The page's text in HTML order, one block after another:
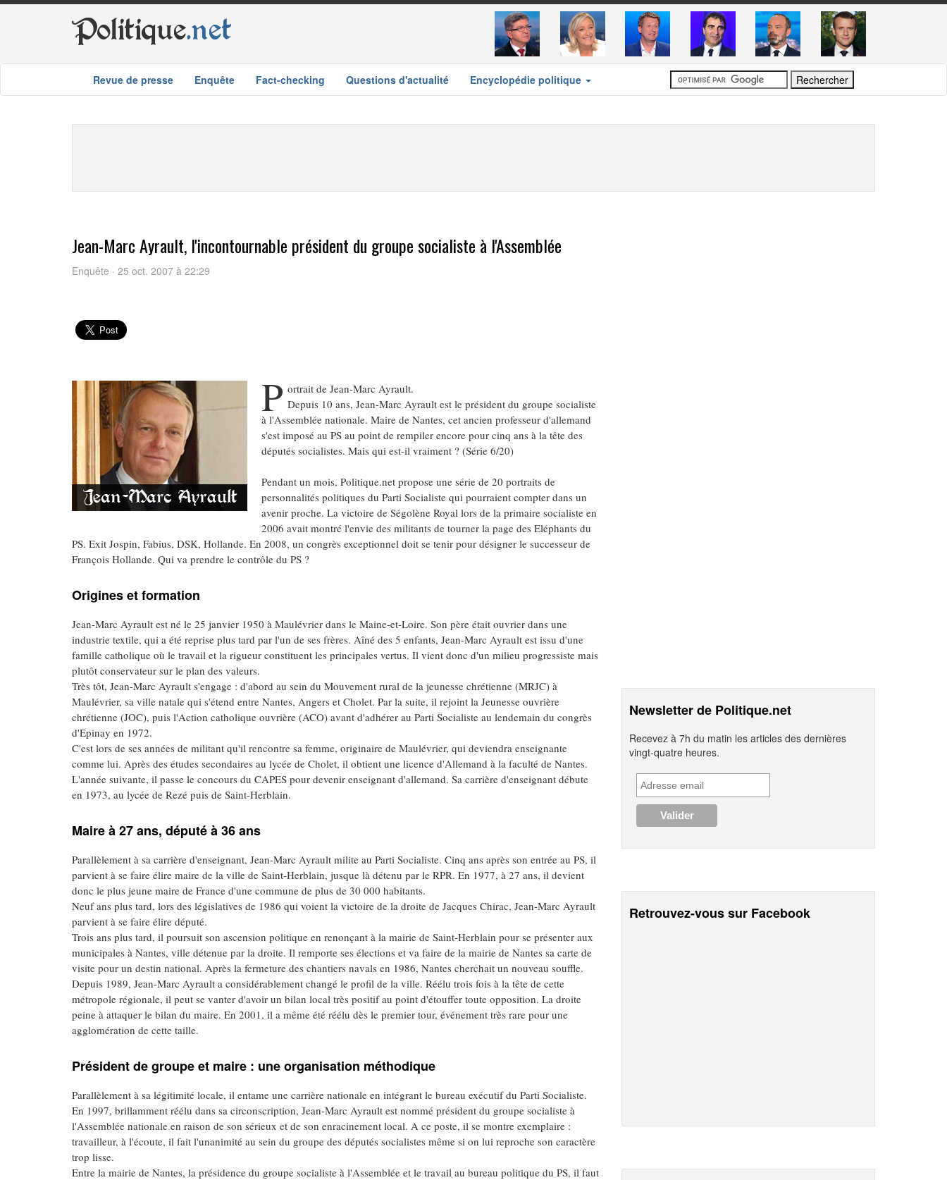
Politique.net
Revue de presse Enquête Fact-checking Questions d'actualité Encyclopédie politique
Jean-Marc Ayrault, l'incontournable président du groupe socialiste à l'Assemblée
Enquête · 25 oct. 2007 à 22:29
P ortrait de Jean-Marc Ayrault.
Depuis 10 ans, Jean-Marc Ayrault est le président du groupe socialiste
à l'Assemblée nationale. Maire de Nantes, cet ancien professeur d'allemand
s'est imposé au PS au point de rempiler encore pour cinq ans à la tête des
députés socialistes. Mais qui est-il vraiment ? (Série 6/20)
Pendant un mois, Politique.net propose une série de 20 portraits de
personnalités politiques du Parti Socialiste qui pourraient compter dans un
avenir proche. La victoire de Ségolène Royal lors de la primaire socialiste en
2006 avait montré l'envie des militants de tourner la page des Eléphants du
PS. Exit Jospin, Fabius, DSK, Hollande. En 2008, un congrès exceptionnel doit se tenir pour désigner le successeur de
François Hollande. Qui va prendre le contrôle du PS ?
Origines et formation
Jean-Marc Ayrault est né le 25 janvier 1950 à Maulévrier dans le Maine-et-Loire. Son père était ouvrier dans une
industrie textile, qui a été reprise plus tard par l'un de ses frères. Aîné des 5 enfants, Jean-Marc Ayrault est issu d'une
famille catholique où le travail et la rigueur constituent les principales vertus. Il vient donc d'un milieu progressiste mais
plutôt conservateur sur le plan des valeurs.
Très tôt, Jean-Marc Ayrault s'engage : d'abord au sein du Mouvement rural de la jeunesse chrétienne (MRJC) à
Maulévrier, sa ville natale qui s'étend entre Nantes, Angers et Cholet. Par la suite, il rejoint la Jeunesse ouvrière
chrétienne (JOC), puis l'Action catholique ouvrière (ACO) avant d'adhérer au Parti Socialiste au lendemain du congrès
d'Epinay en 1972.
C'est lors de ses années de militant qu'il rencontre sa femme, originaire de Maulévrier, qui deviendra enseignante
comme lui. Après des études secondaires au lycée de Cholet, il obtient une licence d'Allemand à la faculté de Nantes.
L'année suivante, il passe le concours du CAPES pour devenir enseignant d'allemand. Sa carrière d'enseignant débute
en 1973, au lycée de Rezé puis de Saint-Herblain.
Maire à 27 ans, député à 36 ans
Parallèlement à sa carrière d'enseignant, Jean-Marc Ayrault milite au Parti Socialiste. Cinq ans après son entrée au PS, il
parvient à se faire élire maire de la ville de Saint-Herblain, jusque là détenu par le RPR. En 1977, à 27 ans, il devient
donc le plus jeune maire de France d'une commune de plus de 30 000 habitants.
Neuf ans plus tard, lors des législatives de 1986 qui voient la victoire de la droite de Jacques Chirac, Jean-Marc Ayrault
parvient à se faire élire député.
Trois ans plus tard, il poursuit son ascension politique en renonçant à la mairie de Saint-Herblain pour se présenter aux
municipales à Nantes, ville détenue par la droite. Il remporte ses élections et va faire de la mairie de Nantes sa carte de
visite pour un destin national. Après la fermeture des chantiers navals en 1986, Nantes cherchait un nouveau souffle.
Depuis 1989, Jean-Marc Ayrault a considérablement changé le profil de la ville. Réélu trois fois à la tête de cette
métropole régionale, il peut se vanter d'avoir un bilan local très positif au point d'étouffer toute opposition. La droite
peine à attaquer le bilan du maire. En 2001, il a même été réélu dès le premier tour, événement très rare pour une
agglomération de cette taille.
Président de groupe et maire : une organisation méthodique
Parallèlement à sa légitimité locale, il entame une carrière nationale en intégrant le bureau exécutif du Parti Socialiste.
En 1997, brillamment réélu dans sa circonscription, Jean-Marc Ayrault est nommé président du groupe socialiste à
l'Assemblée nationale en raison de son sérieux et de son enracinement local. A ce poste, il se montre exemplaire :
travailleur, à l'écoute, il fait l'unanimité au sein du groupe des députés socialistes même si on lui reproche son caractère
trop lisse.
Entre la mairie de Nantes, la présidence du groupe socialiste à l'Assemblée et le travail au bureau politique du PS, il faut
Newsletter de Politique.net
Recevez à 7h du matin les articles des dernières
vingt-quatre heures.
Retrouvez-vous sur Facebook